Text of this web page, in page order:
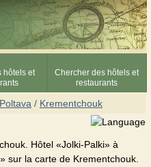
hôtels et
Chercher des hôtels et
restaurants
/ Krementchouk
Hôtel «Jolki-Palki» à
sur la carte de Krementchouk.